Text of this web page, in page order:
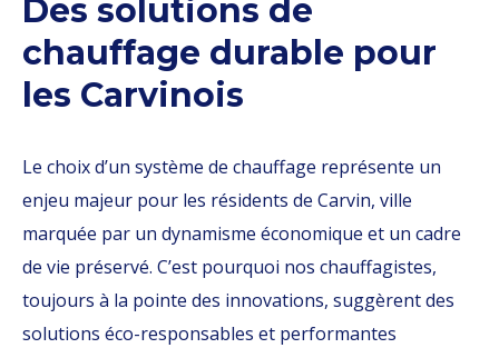
Des solutions de
chauffage durable pour
les Carvinois
Le choix d’un système de chauffage représente un
enjeu majeur pour les résidents de Carvin, ville
marquée par un dynamisme économique et un cadre
de vie préservé. C’est pourquoi nos chauffagistes,
toujours à la pointe des innovations, suggèrent des
solutions éco-responsables et performantes